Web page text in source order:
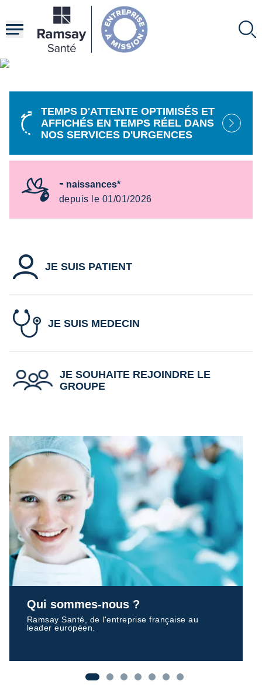
contenu
principal
Contenu
HTML
La santé compte bien plus
que les chiffres ...
Mais certains chiffres comptent aussi
En savoir plus
délai moyen d'obtention d'un
RDV pour une IRM dans nos
centres
TEMPS D'ATTENTE OPTIMISÉS ET
AFFICHÉS EN TEMPS RÉEL DANS
NOS SERVICES D'URGENCES
- naissances*
depuis le 01/01/2026
JE SUIS PATIENT
JE SUIS MEDECIN
JE SOUHAITE REJOINDRE LE
GROUPE
Stratégie d'entreprise
En savoir plus